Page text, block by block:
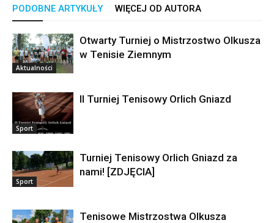
PODOBNE ARTYKUŁY WIĘCEJ OD AUTORA
Aktualności
Otwarty Turniej o Mistrzostwo Olkusza
w Tenisie Ziemnym
Sport
II Turniej Tenisowy Orlich Gniazd
Sport
Turniej Tenisowy Orlich Gniazd za
nami! [ZDJĘCIA]
Tenisowe Mistrzostwa Olkusza